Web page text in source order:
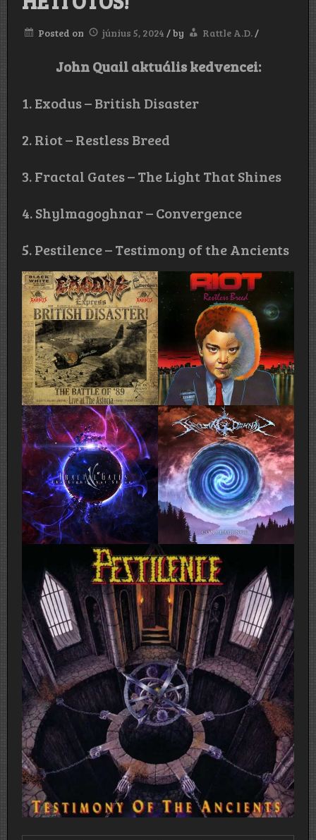
Posted on június 5, 2024 /by Rattle A.D./
John Quail aktuális kedvencei:
1. Exodus – British Disaster
2.Riot – Restless Breed
3. Fractal Gates – The Light That Shines
4. Shylmagoghnar – Convergence
5. Pestilence – Testimony of the Ancients